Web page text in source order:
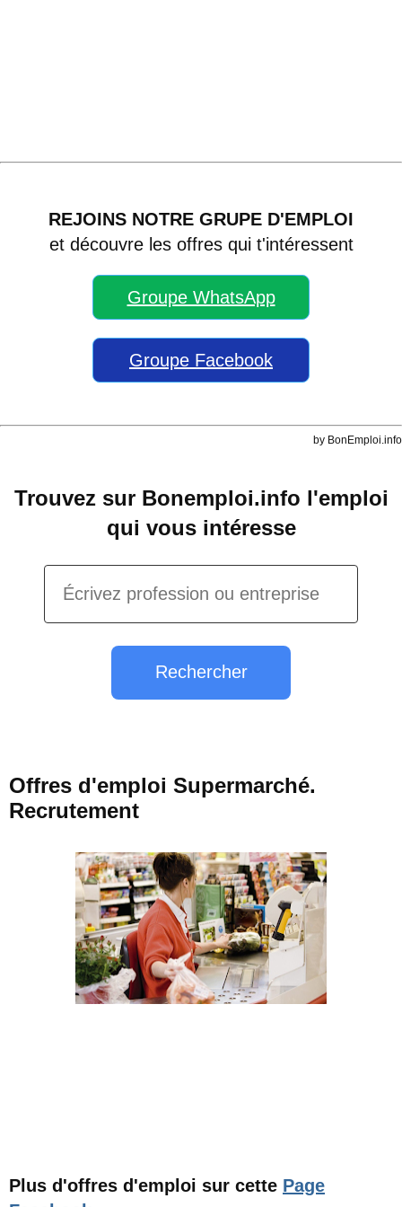
REJOINS NOTRE GRUPE D'EMPLOI
et découvre les offres qui t'intéressent
Groupe WhatsApp
Groupe Facebook
by BonEmploi.info
Trouvez sur Bonemploi.info l'emploi
qui vous intéresse
Rechercher
Offres d'emploi Supermarché.
Recrutement
Plus d'offres d'emploi sur cette Page